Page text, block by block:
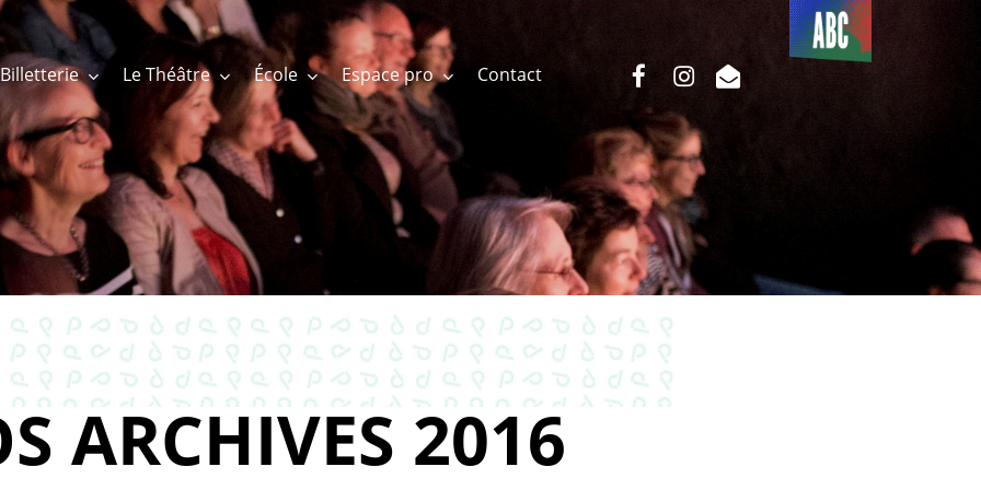
Billetterie Le Théâtre École Espace pro Contact
Du côté
de l’ABC
facebookinstagram
email
ARCHIVES 2016